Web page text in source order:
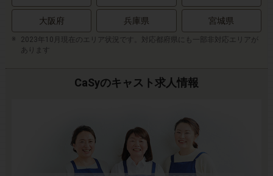
大阪府 兵庫県 宮城県
2023年10月現在のエリア状況です。対応都府県にも一部非対応エリアが
あります
CaSyのキャスト求人情報